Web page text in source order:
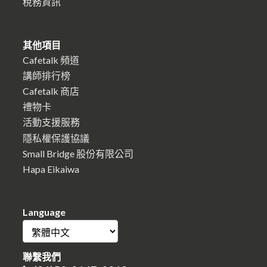
其他項目
Cafetalk 頻道
講師排行榜
Cafetalk 商店
禮物卡
活動支援服務
隱私權保護協議
Small Bridge 股份有限公司
Hapa Eikaiwa
Language
聯繫我們